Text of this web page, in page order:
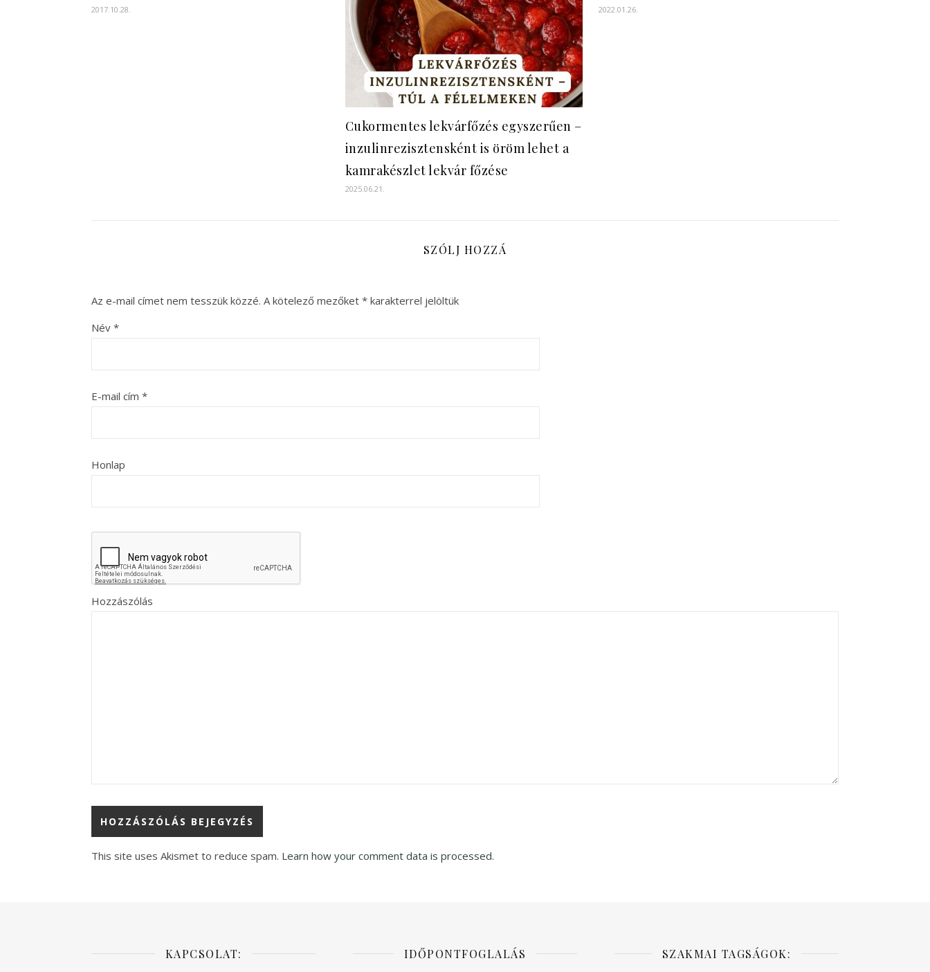
2017.10.28.
Cukormentes lekvárfőzés egyszerűen –
inzulinrezisztensként is öröm lehet a
kamrakészlet lekvár főzése
2025.06.21.
2022.01.26.
SZÓLJ HOZZÁ
Az e-mail címet nem tesszük közzé. A kötelező mezőket * karakterrel jelöltük
Név *
E-mail cím *
Honlap
Hozzászólás
This site uses Akismet to reduce spam. Learn how your comment data is processed.
KAPCSOLAT: IDŐPONTFOGLALÁS SZAKMAI TAGSÁGOK: